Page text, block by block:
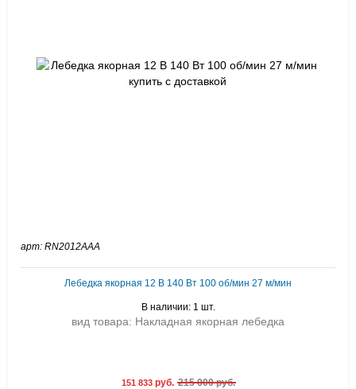
арт: RN2012AAA
Лебедка якорная 12 В 140 Вт 100 об/мин 27 м/мин
В наличии: 1 шт.
вид товара: Накладная якорная лебедка
151 833руб. 215 000 руб.